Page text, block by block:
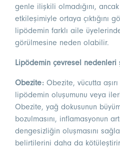
genle ilişkili olmadığını,
etkileşimiyle ortaya çıktığını
lipödemin farklı aile
görülmesine neden olabilir.
Lipödemin çevresel nedenleri
Obezite: Obezite, vücutta
lipödemin oluşumunu veya
Obezite, yağ dokusunun
bozulmasını, inflamasyonun
dengesizliğin oluşmasını
belirtilerini daha da